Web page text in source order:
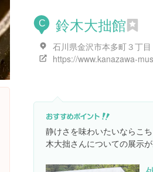
C 鈴木大拙館
静けさを味わいたいならこ
木大拙さんについての展示